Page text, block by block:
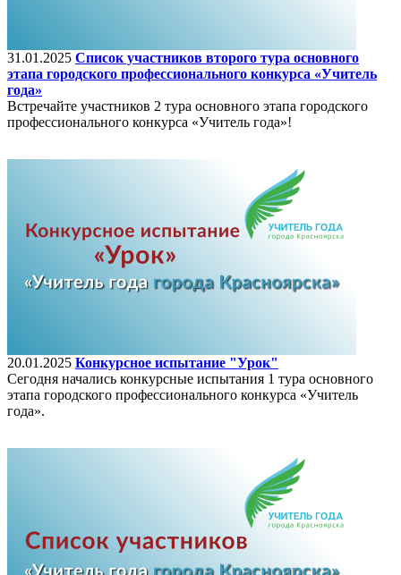
31.01.2025 Список участников второго тура основного
этапа городского профессионального конкурса «Учитель
года»
Встречайте участников 2 тура основного этапа городского
профессионального конкурса «Учитель года»!
20.01.2025 Конкурсное испытание "Урок"
Сегодня начались конкурсные испытания 1 тура основного
этапа городского профессионального конкурса «Учитель
года».